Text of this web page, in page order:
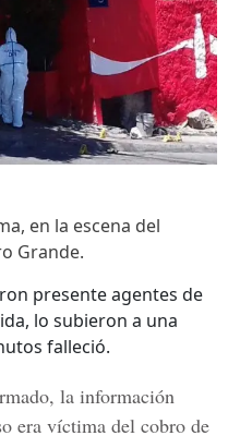
en la escena del
Grande.
presente agentes de
lo subieron a una
falleció.
la información
era víctima del cobro de